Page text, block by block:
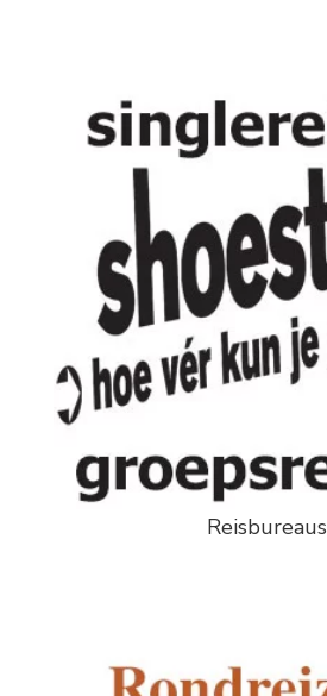
Reisbureaus